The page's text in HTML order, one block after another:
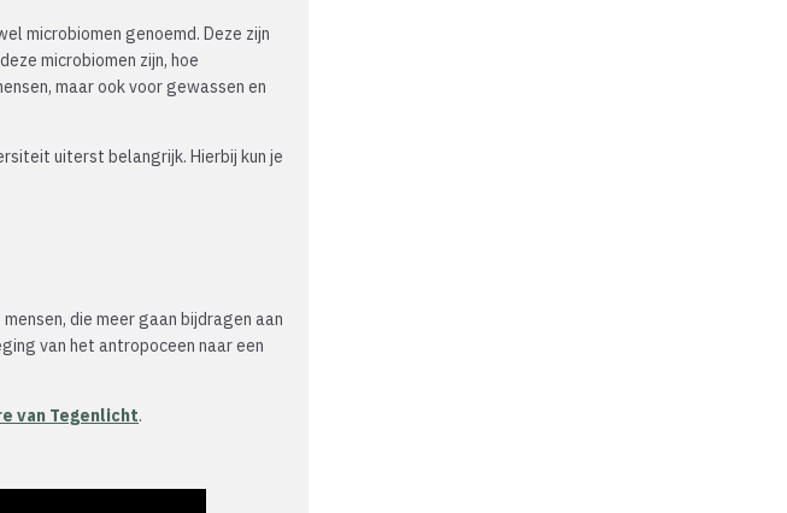
microbiomen genoemd. Deze zijn
microbiomen zijn, hoe
maar ook voor gewassen en
uiterst belangrijk. Hierbij kun je
die meer gaan bijdragen aan
van het antropoceen naar een
van Tegenlicht.